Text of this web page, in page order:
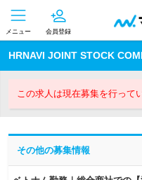
メニュー 会員登録
HRNAVI JOINT STOCK
この求人は現在募集を行って
その他の募集情報